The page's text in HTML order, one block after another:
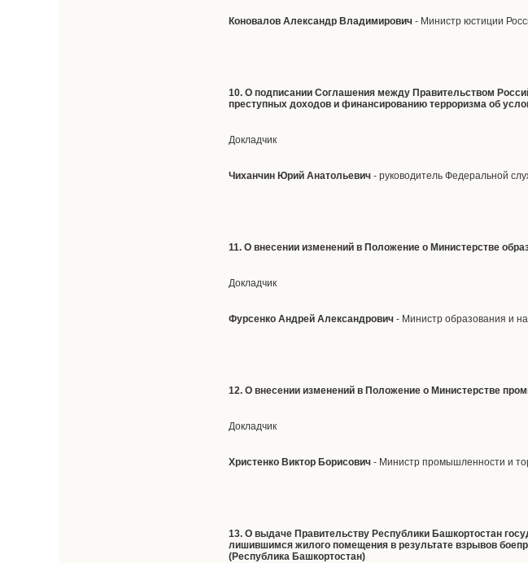
Коновалов Александр Владимирович - Министр юстиции
10. О подписании Соглашения между Правительством
преступных доходов и финансированию терроризма об
Докладчик
Чиханчин Юрий Анатольевич - руководитель Федеральной
11. О внесении изменений в Положение о Министерстве
Докладчик
Фурсенко Андрей Александрович - Министр образования и
12. О внесении изменений в Положение о Министерстве
Докладчик
Христенко Виктор Борисович - Министр промышленности и
13. О выдаче Правительству Республики Башкортостан
лишившимся жилого помещения в результате взрывов
(Республика Башкортостан)